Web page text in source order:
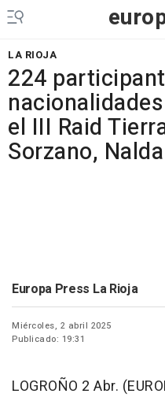
LA RIOJA
224
el III Raid
Sorzano,
Europa Press La Rioja
Miércoles, 2 abril 2025
Publicado: 19:31
LOGROÑO 2 Abr.